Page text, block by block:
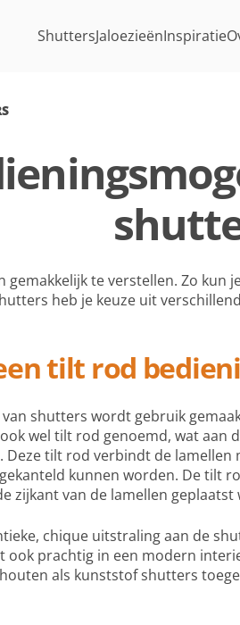
ShuttersJaloezieënInspiratie
gemakkelijk te verstellen. Zo kun
heb je keuze uit
tilt rod
shutters wordt gebruik
wel tilt rod genoemd, wat aan
Deze tilt rod verbindt de lamellen
kunnen worden. De tilt
zijkant van de lamellen geplaatst
chique uitstraling aan de
ook prachtig in een modern
als kunststof shutters